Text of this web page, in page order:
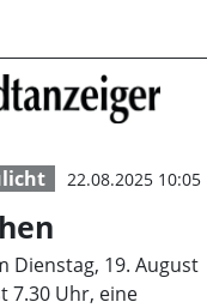
22.08.2025 10:05
Dienstag, 19. August
7.30 Uhr, eine